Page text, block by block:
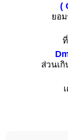
ยอม
(
ส่วนเกิ